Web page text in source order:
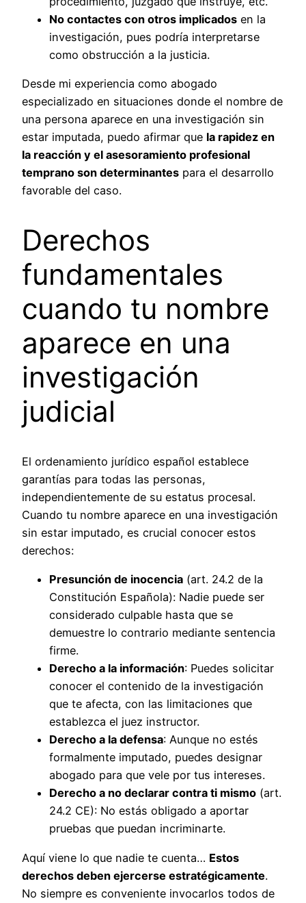
No contactes con otros implicados en la
investigación, pues podría interpretarse
como obstrucción a la justicia.
Desde mi experiencia como abogado
especializado en situaciones donde el nombre de
una persona aparece en una investigación sin
estar imputada, puedo afirmar que la rapidez en
la reacción y el asesoramiento profesional
temprano son determinantes para el desarrollo
favorable del caso.
Derechos
fundamentales
cuando tu nombre
aparece en una
investigación
judicial
El ordenamiento jurídico español establece
garantías para todas las personas,
independientemente de su estatus procesal.
Cuando tu nombre aparece en una investigación
sin estar imputado, es crucial conocer estos
derechos:
Presunción de inocencia (art. 24.2 de la
Constitución Española): Nadie puede ser
considerado culpable hasta que se
demuestre lo contrario mediante sentencia
firme.
Derecho a la información: Puedes solicitar
conocer el contenido de la investigación
que te afecta, con las limitaciones que
establezca el juez instructor.
Derecho a la defensa: Aunque no estés
formalmente imputado, puedes designar
abogado para que vele por tus intereses.
Derecho a no declarar contra ti mismo (art.
24.2 CE): No estás obligado a aportar
pruebas que puedan incriminarte.
Aquí viene lo que nadie te cuenta… Estos
derechos deben ejercerse estratégicamente.
No siempre es conveniente invocarlos todos de